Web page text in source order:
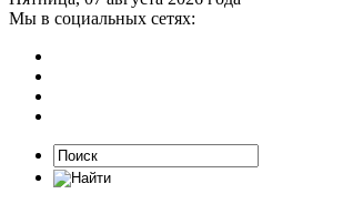
Мы в социальных сетях: